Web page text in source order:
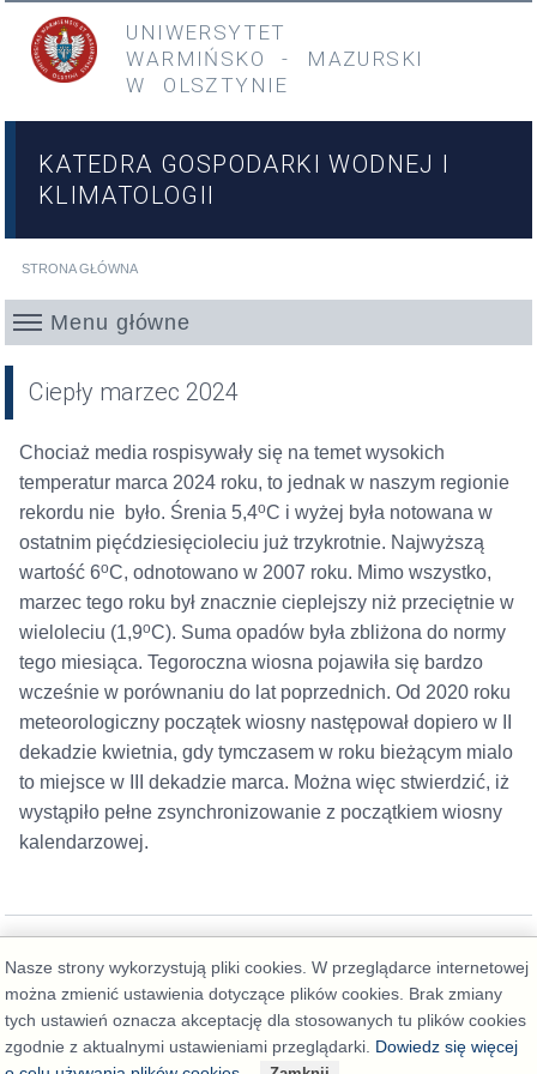
Przejdź do treści
Przejdź do menu głównego
UNIWERSYTET
WARMIŃSKO
- MAZURSKI
W OLSZTYNIE
KATEDRA GOSPODARKI WODNEJ I
KLIMATOLOGII
STRONA GŁÓWNA
Menu główne
Ciepły marzec 2024
Chociaż media rospisywały się na temet wysokich
temperatur marca 2024 roku, to jednak w naszym regionie
rekordu nie było. Śrenia 5,4oC i wyżej była notowana w
ostatnim pięćdziesięcioleciu już trzykrotnie. Najwyższą
wartość 6oC, odnotowano w 2007 roku. Mimo wszystko,
marzec tego roku był znacznie cieplejszy niż przeciętnie w
wieloleciu (1,9oC). Suma opadów była zbliżona do normy
tego miesiąca. Tegoroczna wiosna pojawiła się bardzo
wcześnie w porównaniu do lat poprzednich. Od 2020 roku
meteorologiczny początek wiosny następował dopiero w II
dekadzie kwietnia, gdy tymczasem w roku bieżącym mialo
to miejsce w III dekadzie marca. Można więc stwierdzić, iż
wystąpiło pełne zsynchronizowanie z początkiem wiosny
kalendarzowej.
Deklaracja dostępności
Nasze strony wykorzystują pliki cookies. W przeglądarce internetowej
można zmienić ustawienia dotyczące plików cookies. Brak zmiany
tych ustawień oznacza akceptację dla stosowanych tu plików cookies
zgodnie z aktualnymi ustawieniami przeglądarki. Dowiedz się więcej